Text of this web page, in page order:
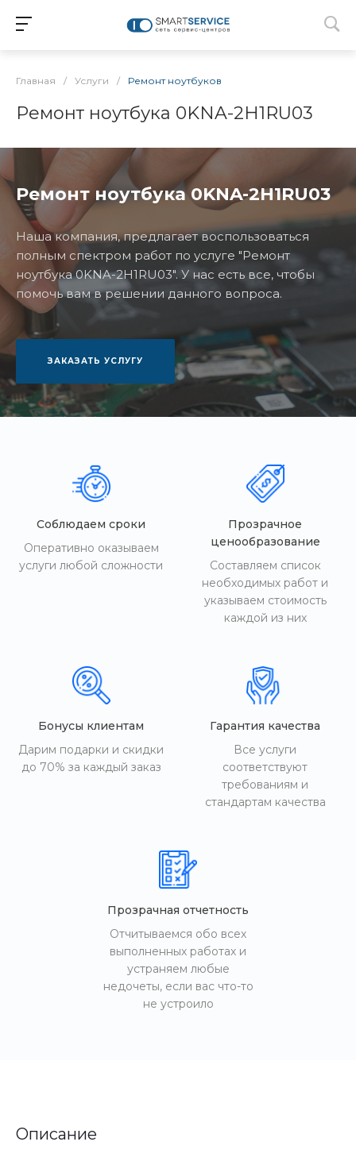
Главная / Услуги / Ремонт ноутбуков
Ремонт ноутбука 0KNA-2H1RU03
Ремонт ноутбука 0KNA-2H1RU03
Наша компания, предлагает воспользоваться
полным спектром работ по услуге "Ремонт
ноутбука 0KNA-2H1RU03". У нас есть все, чтобы
помочь вам в решении данного вопроса.
ЗАКАЗАТЬ УСЛУГУ
Соблюдаем сроки
Оперативно оказываем
услуги любой сложности
Прозрачное
ценообразование
Составляем список
необходимых работ и
указываем стоимость
каждой из них
Бонусы клиентам
Дарим подарки и скидки
до 70% за каждый заказ
Гарантия качества
Все услуги
соответствуют
требованиям и
стандартам качества
Прозрачная отчетность
Отчитываемся обо всех
выполненных работах и
устраняем любые
недочеты, если вас что-то
не устроило
Описание